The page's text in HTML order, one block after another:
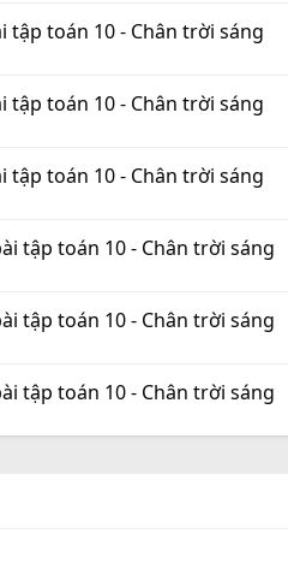
tập toán 10 - Chân trời sáng
tập toán 10 - Chân trời sáng
tập toán 10 - Chân trời sáng
tập toán 10 - Chân trời sáng
tập toán 10 - Chân trời sáng
tập toán 10 - Chân trời sáng